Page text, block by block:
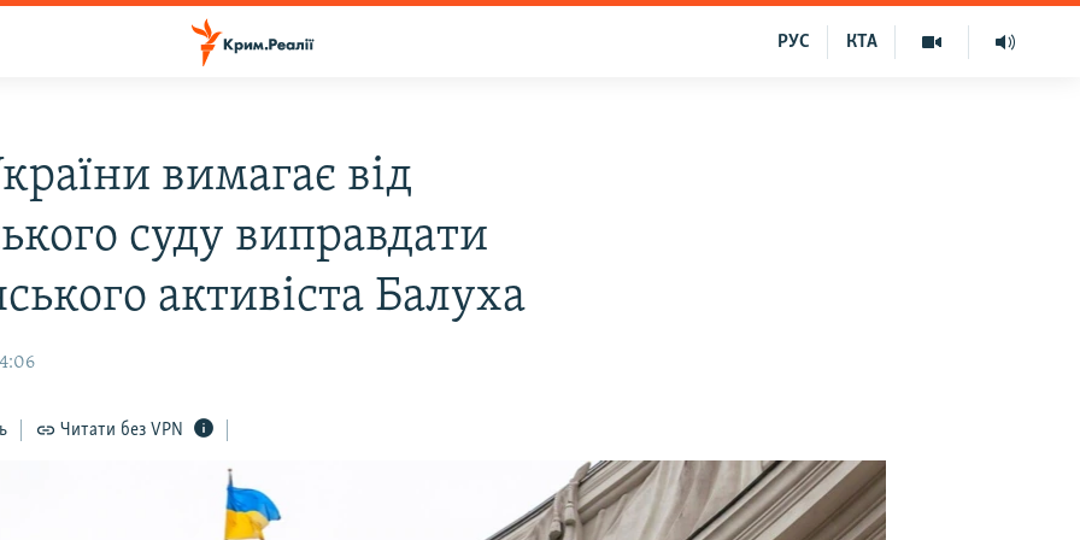
КТА
РУС
вимагає від
суду виправдати
активіста Балуха
Читати без VPN